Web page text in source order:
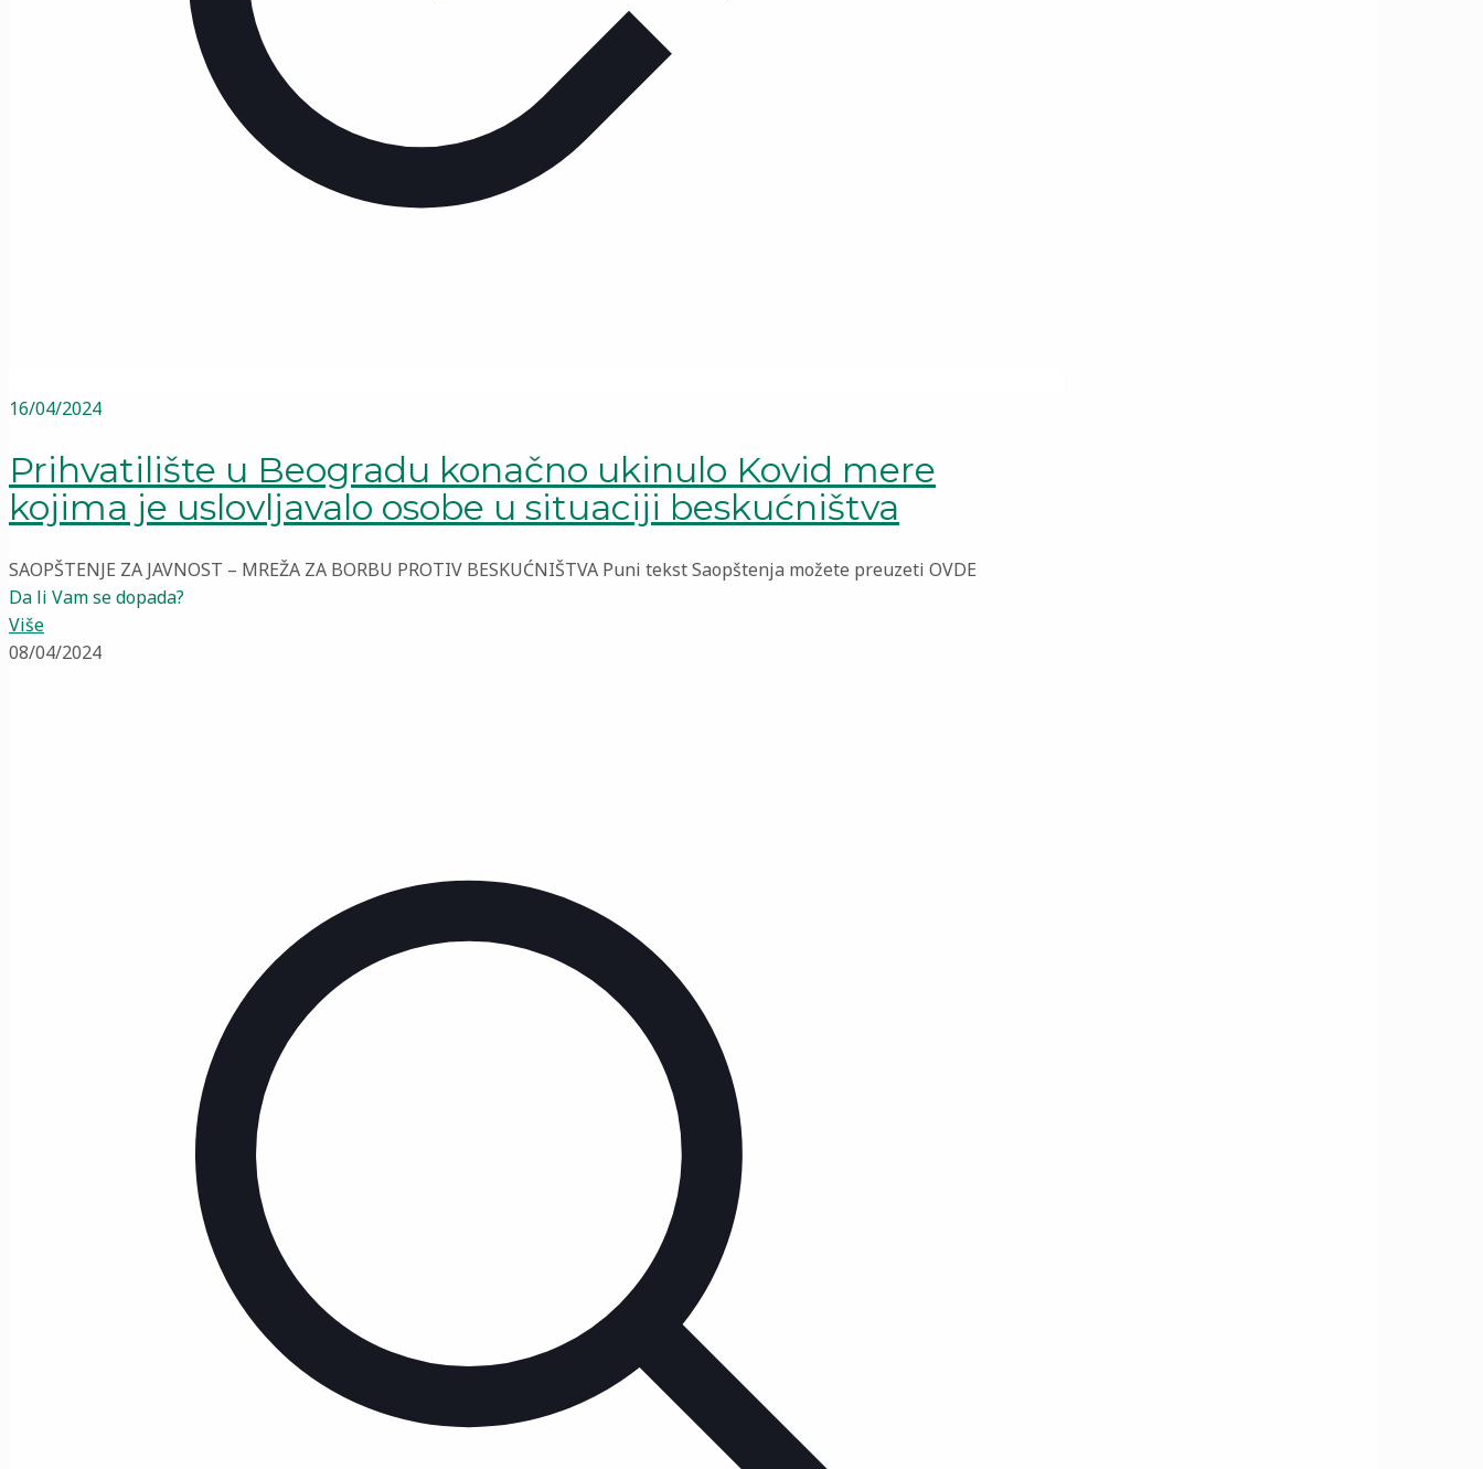
16/04/2024
Prihvatilište u Beogradu konačno ukinulo Kovid mere
kojima je uslovljavalo osobe u situaciji beskućništva
SAOPŠTENJE ZA JAVNOST – MREŽA ZA BORBU PROTIV BESKUĆNIŠTVA Puni tekst Saopštenja možete preuzeti OVDE
Da li Vam se dopada?
Više
08/04/2024